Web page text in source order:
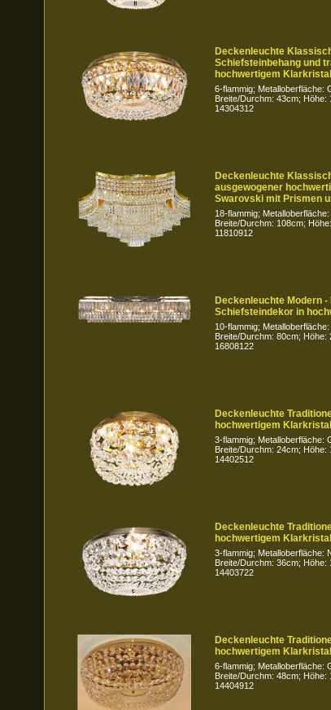
Deckenleuchte
Schiefsteinbehang und
hochwertigem
6-flammig; Metalloberfläche:
Breite/Durchm: 43cm; Höhe:
14304312
Deckenleuchte
ausgewogener
Swarovski mit Prismen
18-flammig;
Breite/Durchm: 108cm;
11810912
Deckenleuchte Modern
Schiefsteindekor in
10-flammig;
Breite/Durchm: 80cm; Höhe:
16808122
Deckenleuchte
hochwertigem
3-flammig; Metalloberfläche:
Breite/Durchm: 24cm; Höhe:
14402512
Deckenleuchte
hochwertigem
3-flammig; Metalloberfläche:
Breite/Durchm: 36cm; Höhe:
14403722
Deckenleuchte
hochwertigem
6-flammig; Metalloberfläche:
Breite/Durchm: 48cm; Höhe:
14404912